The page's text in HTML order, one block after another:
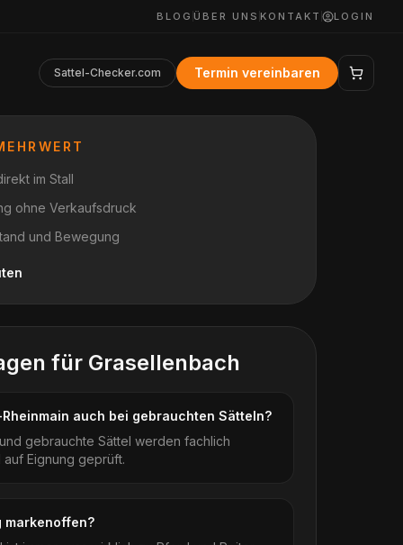
BLOG ÜBER UNS KONTAKT LOGIN
Sattel-Checker.com Termin vereinbaren
im Stall
ohne Verkaufsdruck
und Bewegung
für Grasellenbach
auch bei gebrauchten Sätteln?
gebrauchte Sättel werden fachlich
Eignung geprüft.
markenoffen?